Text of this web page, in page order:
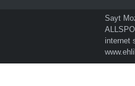
Sayt
internet